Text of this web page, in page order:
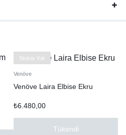
Stokta Yok
Venöve
Venöve Laira Elbise Ekru
₺6.480,00
Tükendi